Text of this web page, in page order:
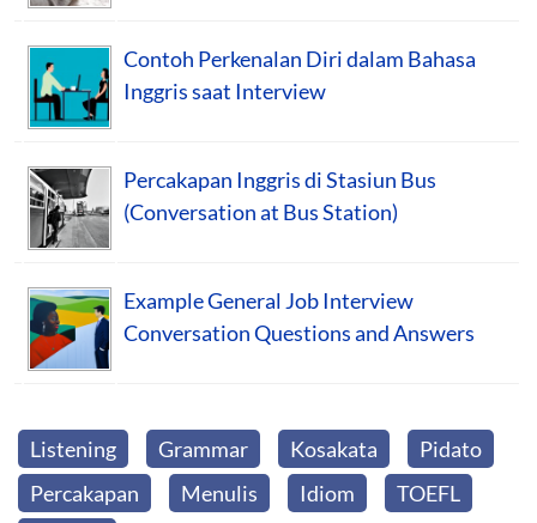
Contoh Perkenalan Diri dalam Bahasa
Inggris saat Interview
Percakapan Inggris di Stasiun Bus
(Conversation at Bus Station)
Example General Job Interview
Conversation Questions and Answers
Listening Grammar Kosakata
Pidato
Percakapan
Menulis Idiom TOEFL